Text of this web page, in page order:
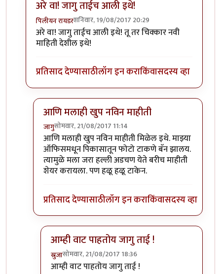
अरे वा! जागु ताईच आली इथे!
पिलीयन रायडरशनिवार, 19/08/2017 20:29
In reply toखुप छान धागा आहे.byजागु
अरे वा! जागु ताईच आली इथे! तू तर चिक्कार नवी
माहिती देशील इथे!
प्रतिसाद देण्यासाठीलॉग इन कराकिंवासदस्य व्हा
आणि मलाही खुप नविन माहीती
जागुसोमवार, 21/08/2017 11:14
In reply toअरे वा! जागु ताईच आली इथे!byपिलीयन
आणि मलाही खुप नविन माहीती मिळेल इथे. माझ्या
ऑफिसमधून पिकासातून फोटो टाकणे बॅन झालय.
त्यामुळे मला जरा हल्ली अडचण येते बरीच माहीती
शेयर करायला. पण हळू हळू टाकेन.
प्रतिसाद देण्यासाठीलॉग इन कराकिंवासदस्य व्हा
आम्ही वाट पाहतोय जागु ताई !
स्रुजासोमवार, 21/08/2017 18:36
In reply toआणि मलाही खुप नविन माहीती
आम्ही वाट पाहतोय जागु ताई !